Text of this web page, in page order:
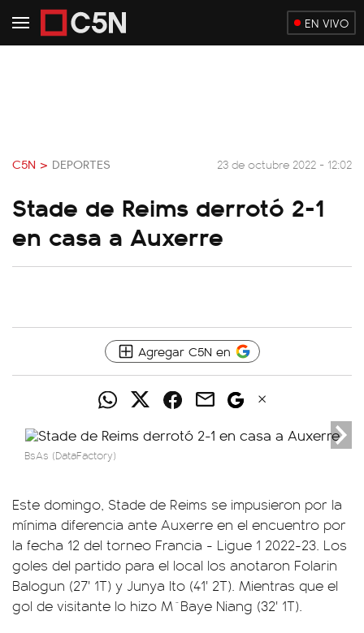
EN VIVO
C5N > DEPORTES 23 de octubre 2022 - 12:02
Stade de Reims derrotó 2-1
en casa a Auxerre
Agregar C5N en
BsAs (DataFactory)
Este domingo, Stade de Reims se impusieron por la
mínima diferencia ante Auxerre en el encuentro por
la fecha 12 del torneo Francia - Ligue 1 2022-23. Los
goles del partido para el local los anotaron Folarin
Balogun (27' 1T) y Junya Ito (41' 2T). Mientras que el
gol de visitante lo hizo M´Baye Niang (32' 1T).